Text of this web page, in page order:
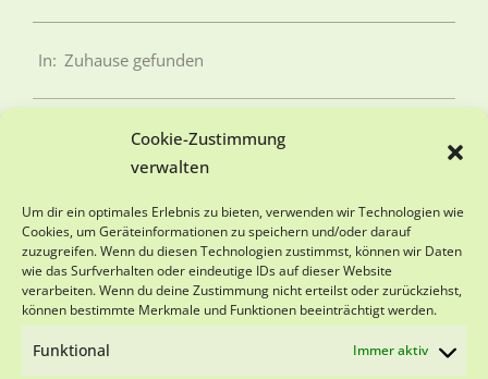
Cookie-Zustimmung
verwalten
Um dir ein optimales Erlebnis zu bieten, verwenden wir Technologien wie
Cookies, um Geräteinformationen zu speichern und/oder darauf
zuzugreifen. Wenn du diesen Technologien zustimmst, können wir Daten
wie das Surfverhalten oder eindeutige IDs auf dieser Website
verarbeiten. Wenn du deine Zustimmung nicht erteilst oder zurückziehst,
können bestimmte Merkmale und Funktionen beeinträchtigt werden.
Funktional Immer aktiv
In: Zuhause gefunden
SPENDENKONTO
Viva-Animal e.V.
Sparkasse Schwarzwald-Baar
IBAN DE18 6945 0065 0151 0501 28